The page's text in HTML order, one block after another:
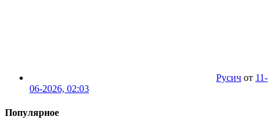
Русич от 11-
06-2026, 02:03
Популярное